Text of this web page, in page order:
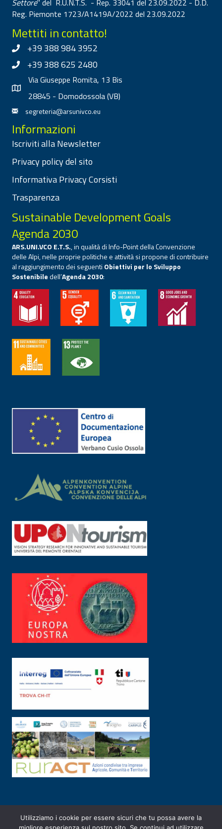
Settore" del R.U.N.T.S. - Rep. 33041 del 23.09.2022 - D.D.
Reg. Piemonte 1723/A1419A/2022 del 23.09.2022
Mettiti in contatto!
+39 388 984 3952
+39 388 625 2480
Via Giuseppe Romita, 13 Bis
28845 - Domodossola (VB)
segreteria@arsunivco.eu
Informazioni
Iscriviti alla Newsletter
Privacy policy del sito
Informativa Privacy Corsisti
Trasparenza
Sustainable Development Goals
Agenda 2030
ARS.UNI.VCO E.T.S., in qualità di Info-Point della Convenzione
delle Alpi, nelle proprie politiche e attività si propone di contribuire
al raggiungimento dei seguenti Obiettivi per lo Sviluppo
Sostenibiledell’Agenda 2030:
Utilizziamo i cookie per essere sicuri che tu possa avere la